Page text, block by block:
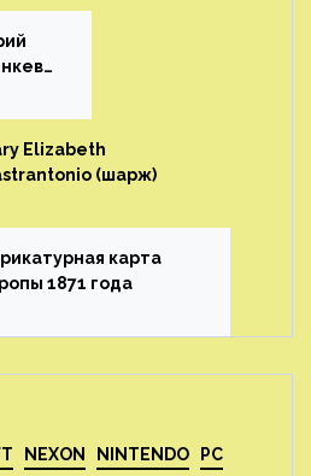
Elizabeth
(шарж)⁠⁠
карта
1871 года⁠⁠
NEXON NINTENDO PC